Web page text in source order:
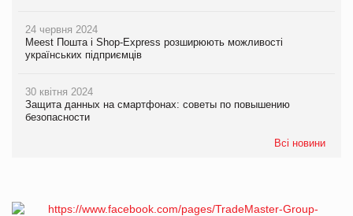
24 червня 2024
Meest Пошта і Shop-Express розширюють можливості
українських підприємців
30 квітня 2024
Защита данных на смартфонах: советы по повышению
безопасности
Всі новини